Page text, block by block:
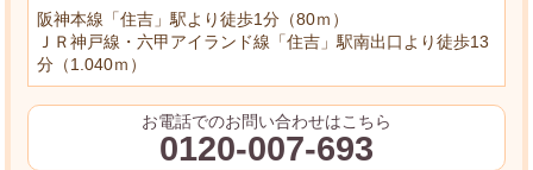
阪神本線「住吉」駅より徒歩1分（80ｍ）
ＪＲ神戸線・六甲アイランド線「住吉」駅南出口より徒歩13
分（1.040ｍ）
お電話でのお問い合わせはこちら
0120-007-693